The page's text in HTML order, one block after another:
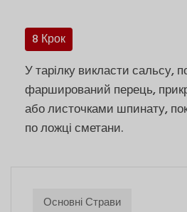
8 Крок
У тарілку викласти сальсу,
фарширований перець,
або листочками шпинату,
по ложці сметани.
Основні Страви